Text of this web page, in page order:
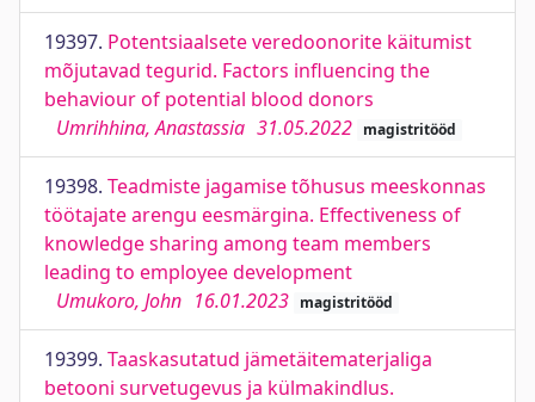
19397. Potentsiaalsete veredoonorite käitumist
mõjutavad tegurid. Factors influencing the
behaviour of potential blood donors
Umrihhina, Anastassia 31.05.2022 magistritööd
19398. Teadmiste jagamise tõhusus meeskonnas
töötajate arengu eesmärgina. Effectiveness of
knowledge sharing among team members
leading to employee development
Umukoro, John 16.01.2023 magistritööd
19399. Taaskasutatud jämetäitematerjaliga
betooni survetugevus ja külmakindlus.